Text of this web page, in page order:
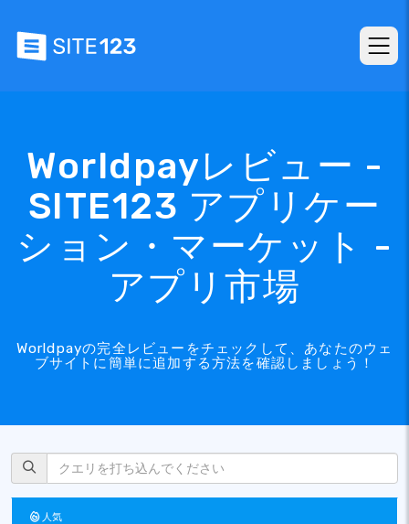
Worldpayレビュー -
SITE123 アプリケー
ション・マーケット -
アプリ市場
Worldpayの完全レビューをチェックして、あなたのウェ
ブサイトに簡単に追加する方法を確認しましょう！
人気